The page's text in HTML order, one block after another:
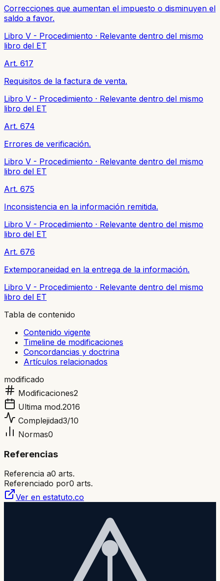
Correcciones que aumentan el impuesto o disminuyen el
saldo a favor.
Libro V - Procedimiento · Relevante dentro del mismo
libro del ET
Art. 617
Requisitos de la factura de venta.
Libro V - Procedimiento · Relevante dentro del mismo
libro del ET
Art. 674
Errores de verificación.
Libro V - Procedimiento · Relevante dentro del mismo
libro del ET
Art. 675
Inconsistencia en la información remitida.
Libro V - Procedimiento · Relevante dentro del mismo
libro del ET
Art. 676
Extemporaneidad en la entrega de la información.
Libro V - Procedimiento · Relevante dentro del mismo
libro del ET
Tabla de contenido
Contenido vigente
Timeline de modificaciones
Concordancias y doctrina
Artículos relacionados
modificado
Modificaciones2
Ultima mod.2016
Complejidad3/10
Normas0
Referencias
Referencia a0 arts.
Referenciado por0 arts.
Ver en estatuto.co